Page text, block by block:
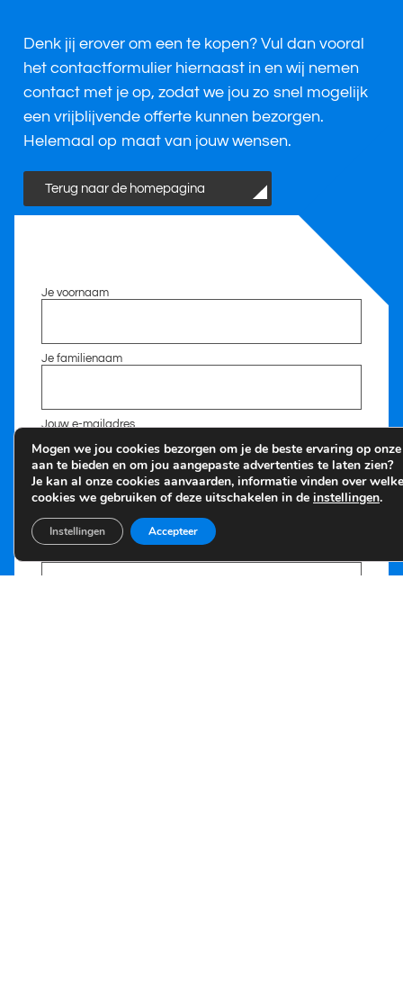
Denk jij erover om een te kopen? Vul dan vooral
het contactformulier hiernaast in en wij nemen
contact met je op, zodat we jou zo snel mogelijk
een vrijblijvende offerte kunnen bezorgen.
Helemaal op maat van jouw wensen.
Terug naar de homepagina
Je voornaam
Je familienaam
Jouw e-mailadres
Telefoonnummer
Mogen we jou cookies bezorgen om je de beste ervaring op
aan te bieden en om jou aangepaste advertenties te laten zien?
Je kan al onze cookies aanvaarden, informatie vinden over welke
cookies we gebruiken of deze uitschakelen in de instellingen.
Accepteer
Instellingen